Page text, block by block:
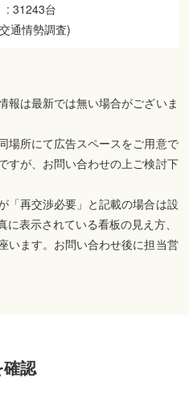
: 31243台
通情勢調査)
報は最新では無い場合がございま
場所にて広告スペースをご用意で
すが、お問い合わせの上ご検討下
「再交渉必要」と記載の場合は設
表示されている看板の見え方、
います。お問い合わせ後に担当営
認